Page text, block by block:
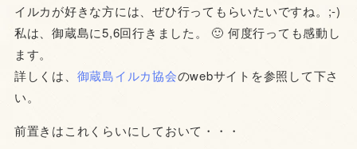
イルカが好きな方には、ぜひ行ってもらいたいですね。;-)
私は、御蔵島に5,6回行きました。 🙂 何度行っても感動し
ます。
詳しくは、 御蔵島イルカ協会のwebサイトを参照して下さ
い。
前置きはこれくらいにしておいて・・・